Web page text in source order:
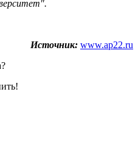
Источник: www.ap22.ru